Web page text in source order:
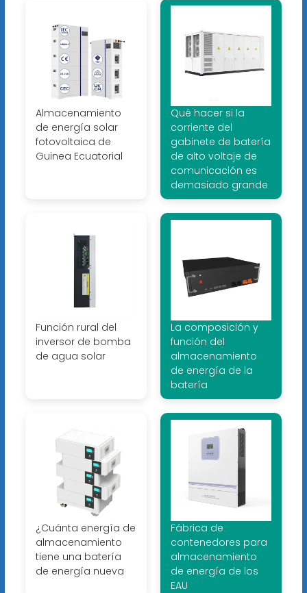
Almacenamiento
de energía solar
fotovoltaica de
Guinea Ecuatorial
Qué hacer si la
corriente del
gabinete de batería
de alto voltaje de
comunicación es
demasiado grande
Función rural del
inversor de bomba
de agua solar
La composición y
función del
almacenamiento
de energía de la
batería
¿Cuánta energía de
almacenamiento
tiene una batería
de energía nueva
Fábrica de
contenedores para
almacenamiento
de energía de los
EAU